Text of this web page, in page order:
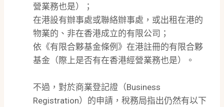
營業務也是）；
在港設有辦事處或聯絡辦事處，或出租在港的
物業的、非在香港成立的有限公司；
依《有限合夥基金條例》在港註冊的有限合夥
基金（際上是否有在香港經營業務也是）。
不過，對於商業登記證（Business
Registration）的申請，稅務局指出仍然有以下